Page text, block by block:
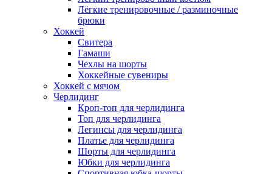
Лёгкие тренировочные / разминочные
брюки
Хоккей
Свитера
Гамаши
Чехлы на шорты
Хоккейные сувениры
Хоккей с мячом
Черлидинг
Кроп-топ для черлидинга
Топ для черлидинга
Легинсы для черлидинга
Платье для черлидинга
Шорты для черлидинга
Юбки для черлидинга